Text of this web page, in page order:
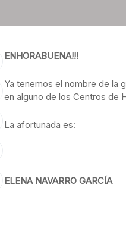
ENHORABUENA!!!
Ya tenemos el nombre de la
en alguno de los Centros de
La afortunada es:
ELENA NAVARRO GARCÍA